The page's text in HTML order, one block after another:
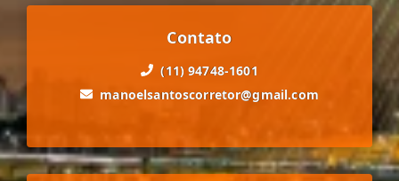
Contato
(11) 94748-1601
manoelsantoscorretor@gmail.com